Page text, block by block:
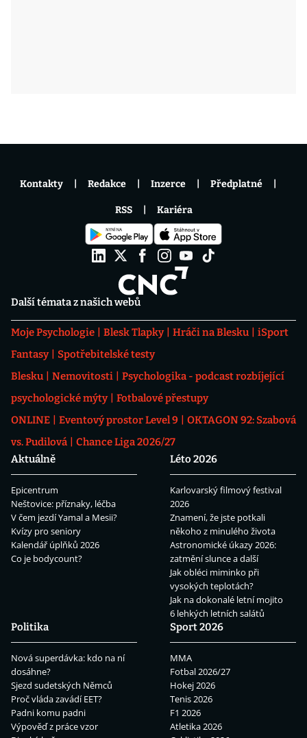
Další témata z našich webů
Moje Psychologie Blesk Tlapky Hráči na Blesku
iSport
Fantasy
Spotřebitelské testy
Blesku
Nemovitosti
Psychologika - podcast rozbíjející
psychologické mýty
Fotbalové přestupy
ONLINE
Eventový prostor Level 9
OKTAGON 92: Szabová
vs. Pudilová
Chance Liga 2026/27
Aktuálně
Epicentrum
Neštovice: příznaky, léčba
V čem jezdí Yamal a Mesii?
Kvízy pro seniory
Kalendář úplňků 2026
Co je bodycount?
Léto 2026
Karlovarský filmový festival
2026
Znamení, že jste potkali
někoho z minulého života
Astronomické úkazy 2026:
zatmění slunce a další
Jak obléci miminko při
vysokých teplotách?
Jak na dokonalé letní mojito
6 lehkých letních salátů
Politika
Nová superdávka: kdo na ní
dosáhne?
Sjezd sudetských Němců
Proč vláda zavádí EET?
Padni komu padni
Výpověď z práce vzor
Sport 2026
MMA
Fotbal 2026/27
Hokej 2026
Tenis 2026
F1 2026
Atletika 2026
Kontakty Redakce Inzerce Předplatné
RSS Kariéra